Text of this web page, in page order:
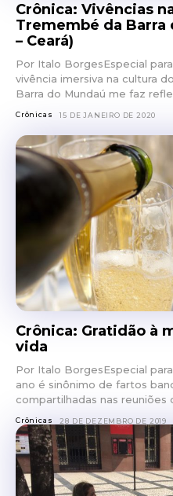
Crônica: Vivências
Tremembé da Barra
– Ceará)
Por Italo BorgesEspecial para o
vivência imersiva na cultura
Barra do Mundaú me faz
Crônicas 15 DE JANEIRO DE 2020
Crônica: Gratidão à
vida
Por Italo BorgesEspecial para o
ano é sinônimo de fartos
compartilhadas nas reuniões
Crônicas 28 DE DEZEMBRO DE 2019